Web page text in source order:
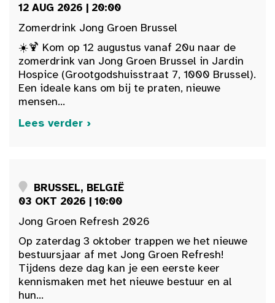
12 AUG 2026 | 20:00
Zomerdrink Jong Groen Brussel
☀️🍹 Kom op 12 augustus vanaf 20u naar de
zomerdrink van Jong Groen Brussel in Jardin
Hospice (Grootgodshuisstraat 7, 1000 Brussel).
Een ideale kans om bij te praten, nieuwe
mensen...
Lees verder ›
BRUSSEL, BELGIË
03 OKT 2026 | 10:00
Jong Groen Refresh 2026
Op zaterdag 3 oktober trappen we het nieuwe
bestuursjaar af met Jong Groen Refresh!
Tijdens deze dag kan je een eerste keer
kennismaken met het nieuwe bestuur en al
hun...